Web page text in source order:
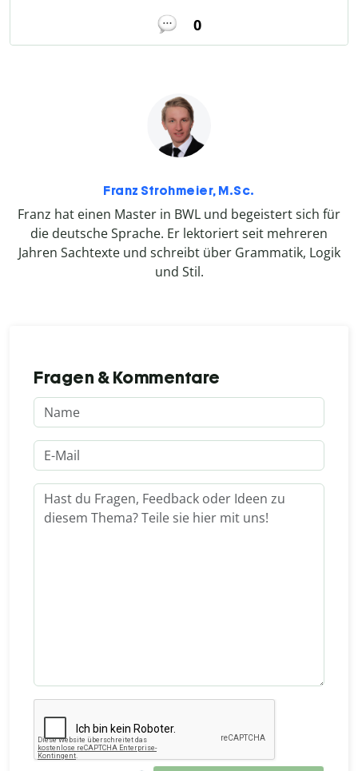
0
Franz Strohmeier, M.Sc.
Franz hat einen Master in BWL und begeistert sich für
die deutsche Sprache. Er lektoriert seit mehreren
Jahren Sachtexte und schreibt über Grammatik, Logik
und Stil.
Fragen & Kommentare